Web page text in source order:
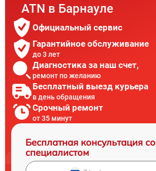
ATN в Барнауле
Официальный сервис
Гарантийное обслуживание
до 3 лет
Диагностика за наш счет,
ремонт по желанию
Бесплатный выезд курьера
в день обращения
Срочный ремонт
от 35 минут
Бесплатная консультация со
специалистом